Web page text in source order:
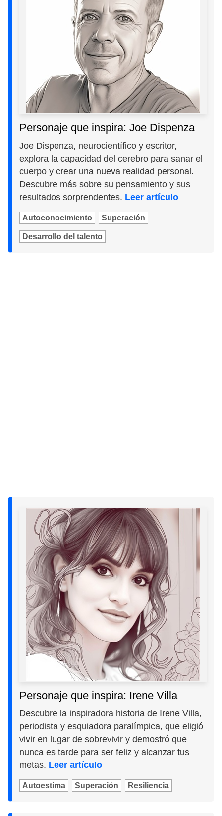
Personaje que inspira: Joe Dispenza
Joe Dispenza, neurocientífico y escritor,
explora la capacidad del cerebro para sanar el
cuerpo y crear una nueva realidad personal.
Descubre más sobre su pensamiento y sus
resultados sorprendentes. Leer artículo
Autoconocimiento Superación
Desarrollo del talento
Personaje que inspira: Irene Villa
Descubre la inspiradora historia de Irene Villa,
periodista y esquiadora paralímpica, que eligió
vivir en lugar de sobrevivir y demostró que
nunca es tarde para ser feliz y alcanzar tus
metas. Leer artículo
Autoestima Superación Resiliencia